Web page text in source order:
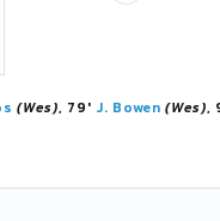
(Wes), 79' J. Bowen (Wes),